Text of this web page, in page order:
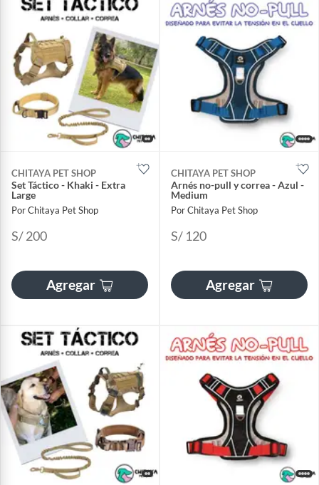
CHITAYA PET SHOP
Set Táctico - Khaki - Extra
Large
Por Chitaya Pet Shop
S/ 200
Agregar
CHITAYA PET SHOP
Arnés no-pull y correa - Azul -
Medium
Por Chitaya Pet Shop
S/ 120
Agregar